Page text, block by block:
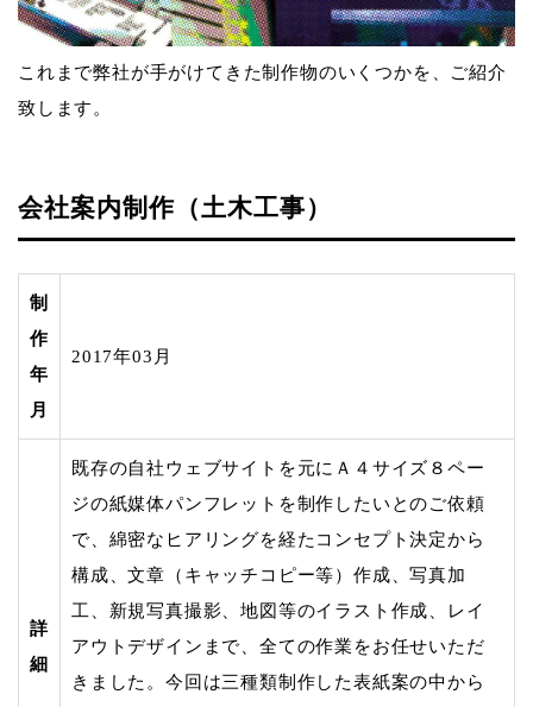
これまで弊社が手がけてきた制作物のいくつかを、ご紹介
致します。
会社案内制作（土木工事）
制
作
年
月
2017年03月
詳
細
既存の自社ウェブサイトを元にＡ４サイズ８ペー
ジの紙媒体パンフレットを制作したいとのご依頼
で、綿密なヒアリングを経たコンセプト決定から
構成、文章（キャッチコピー等）作成、写真加
工、新規写真撮影、地図等のイラスト作成、レイ
アウトデザインまで、全ての作業をお任せいただ
きました。今回は三種類制作した表紙案の中から